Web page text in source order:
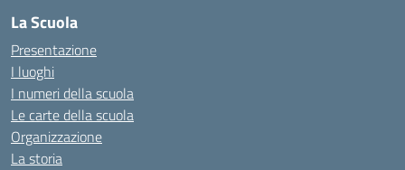
La Scuola
Presentazione
I luoghi
I numeri della scuola
Le carte della scuola
Organizzazione
La storia